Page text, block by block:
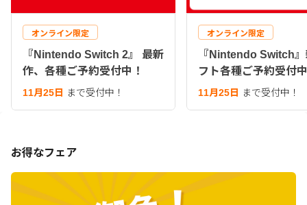
オンライン限定
『Nintendo Switch 2』 最新
作、各種ご予約受付中！
11月25日 まで受付中！
オンライン限定
『Nintendo Switch
フト各種ご予約受付
11月25日 まで受付中！
お得なフェア